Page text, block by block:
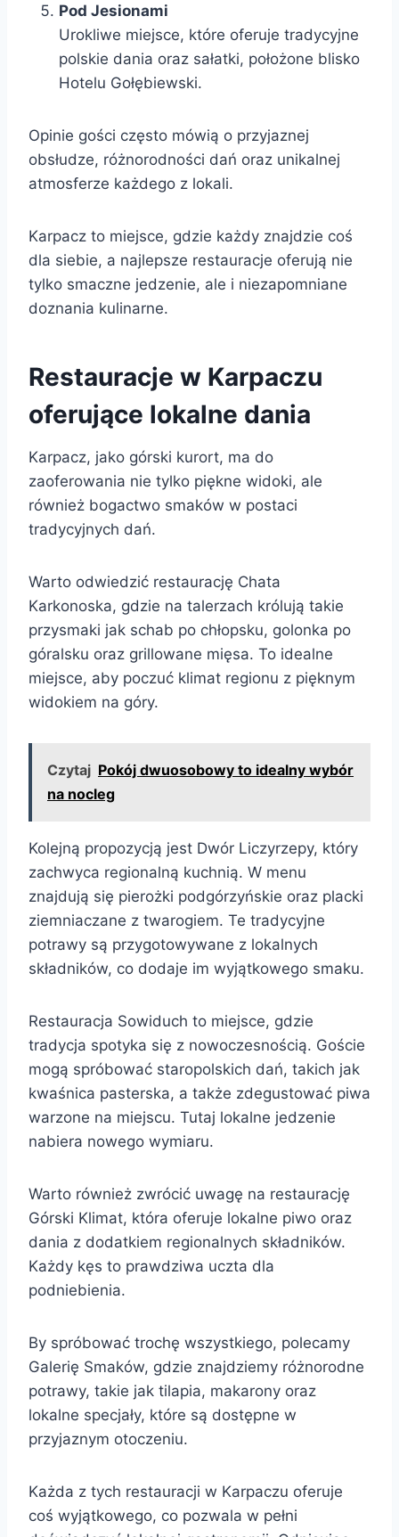
Pod Jesionami
Urokliwe miejsce, które oferuje tradycyjne
polskie dania oraz sałatki, położone blisko
Hotelu Gołębiewski.
Opinie gości często mówią o przyjaznej
obsłudze, różnorodności dań oraz unikalnej
atmosferze każdego z lokali.
Karpacz to miejsce, gdzie każdy znajdzie coś
dla siebie, a najlepsze restauracje oferują nie
tylko smaczne jedzenie, ale i niezapomniane
doznania kulinarne.
Restauracje w Karpaczu
oferujące lokalne dania
Karpacz, jako górski kurort, ma do
zaoferowania nie tylko piękne widoki, ale
również bogactwo smaków w postaci
tradycyjnych dań.
Warto odwiedzić restaurację Chata
Karkonoska, gdzie na talerzach królują takie
przysmaki jak schab po chłopsku, golonka po
góralsku oraz grillowane mięsa. To idealne
miejsce, aby poczuć klimat regionu z pięknym
widokiem na góry.
Czytaj Pokój dwuosobowy to idealny wybór
na nocleg
Kolejną propozycją jest Dwór Liczyrzepy, który
zachwyca regionalną kuchnią. W menu
znajdują się pierożki podgórzyńskie oraz placki
ziemniaczane z twarogiem. Te tradycyjne
potrawy są przygotowywane z lokalnych
składników, co dodaje im wyjątkowego smaku.
Restauracja Sowiduch to miejsce, gdzie
tradycja spotyka się z nowoczesnością. Goście
mogą spróbować staropolskich dań, takich jak
kwaśnica pasterska, a także zdegustować piwa
warzone na miejscu. Tutaj lokalne jedzenie
nabiera nowego wymiaru.
Warto również zwrócić uwagę na restaurację
Górski Klimat, która oferuje lokalne piwo oraz
dania z dodatkiem regionalnych składników.
Każdy kęs to prawdziwa uczta dla
podniebienia.
By spróbować trochę wszystkiego, polecamy
Galerię Smaków, gdzie znajdziemy różnorodne
potrawy, takie jak tilapia, makarony oraz
lokalne specjały, które są dostępne w
przyjaznym otoczeniu.
Każda z tych restauracji w Karpaczu oferuje
coś wyjątkowego, co pozwala w pełni